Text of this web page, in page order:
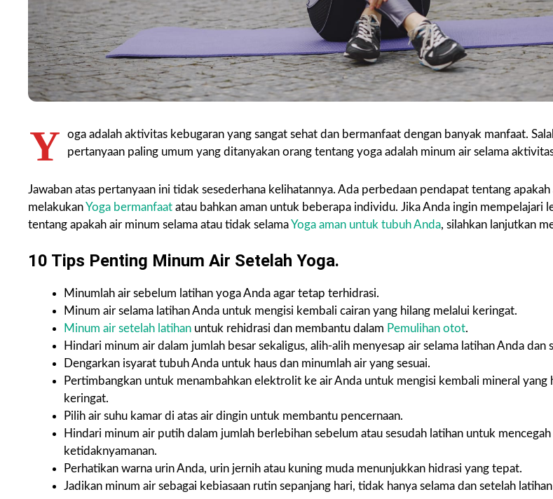
Y
oga adalah aktivitas kebugaran yang sangat sehat dan bermanfaat dengan banyak manfaat.
pertanyaan paling umum yang ditanyakan orang tentang yoga adalah minum air selama
Jawaban atas pertanyaan ini tidak sesederhana kelihatannya. Ada perbedaan pendapat tentang apakah
melakukanYoga bermanfaat atau bahkan aman untuk beberapa individu. Jika Anda ingin mempelajari
tentang apakah air minum selama atau tidak selamaYoga aman untuk tubuh Anda, silahkan lanjutkan
10 Tips Penting Minum Air Setelah Yoga.
Minumlah air sebelum latihan yoga Anda agar tetap terhidrasi.
Minum air selama latihan Anda untuk mengisi kembali cairan yang hilang melalui keringat.
Minum air setelah latihan untuk rehidrasi dan membantu dalam Pemulihan otot.
Hindari minum air dalam jumlah besar sekaligus, alih-alih menyesap air selama latihan Anda dan
Dengarkan isyarat tubuh Anda untuk haus dan minumlah air yang sesuai.
Pertimbangkan untuk menambahkan elektrolit ke air Anda untuk mengisi kembali mineral yang
keringat.
Pilih air suhu kamar di atas air dingin untuk membantu pencernaan.
Hindari minum air putih dalam jumlah berlebihan sebelum atau sesudah latihan untuk mencegah
ketidaknyamanan.
Perhatikan warna urin Anda, urin jernih atau kuning muda menunjukkan hidrasi yang tepat.
Jadikan minum air sebagai kebiasaan rutin sepanjang hari, tidak hanya selama dan setelah